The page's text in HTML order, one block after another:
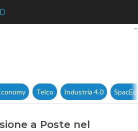
PagoPA, la cessione a Poste
Telco Industria 4.0
a Poste nel